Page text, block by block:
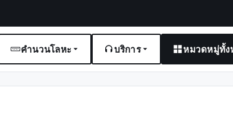
คำนวนโลหะ บริการ หมวดหมู่ทั้ง